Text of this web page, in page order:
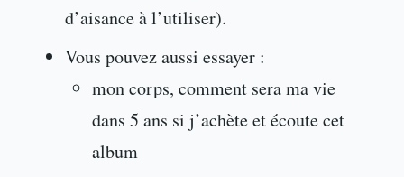
d’aisance à l’utiliser).
Vous pouvez aussi essayer :
mon corps, comment sera ma vie
dans 5 ans si j’achète et écoute cet
album